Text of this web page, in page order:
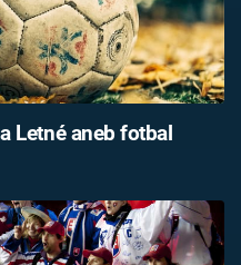
Letné aneb fotbal